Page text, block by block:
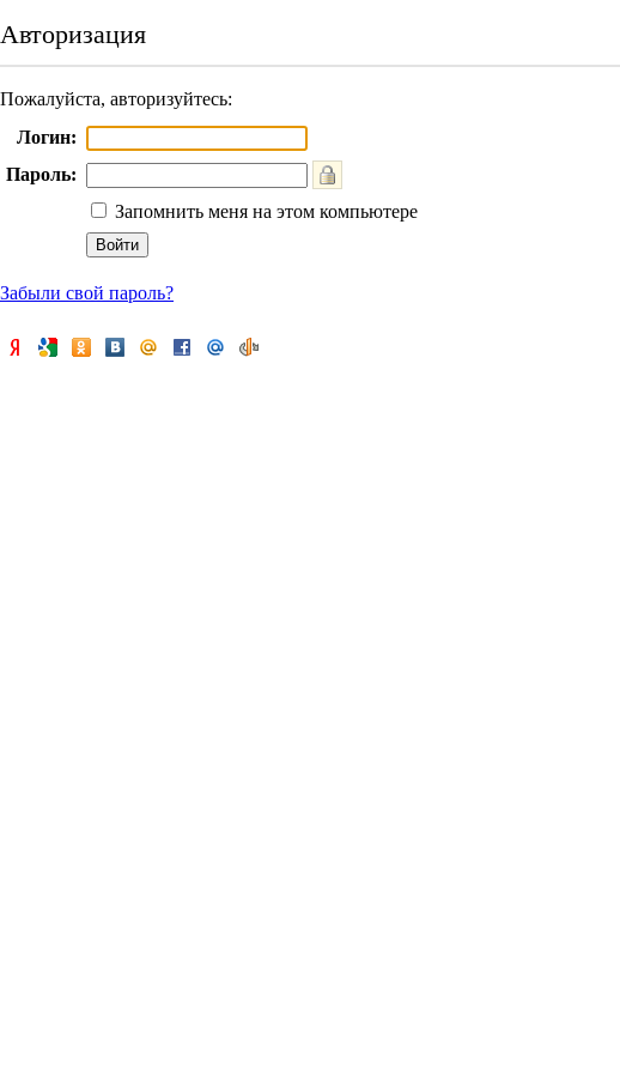
Авторизация
Пожалуйста, авторизуйтесь:
Логин:
Пароль:
Запомнить меня на этом компьютере
Забыли свой пароль?